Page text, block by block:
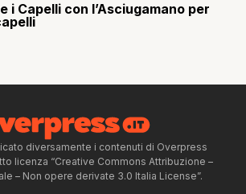
i Capelli con l’Asciugamano per
diversamente i contenuti di Overpress
licenza “Creative Commons Attribuzione –
– Non opere derivate 3.0 Italia License”.